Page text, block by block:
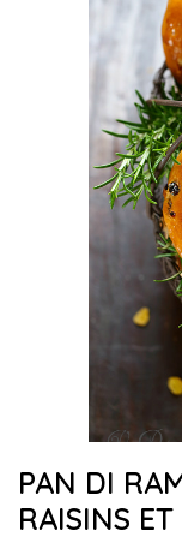
PAN DI
RAISINS